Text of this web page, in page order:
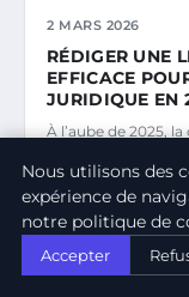
2 MARS 2026
RÉDIGER UNE
EFFICACE
JURIDIQUE EN
À l’aube de 2025,
MARINE PERRIN
Nous utilisons des
expérience de
notre politique de
Accepter